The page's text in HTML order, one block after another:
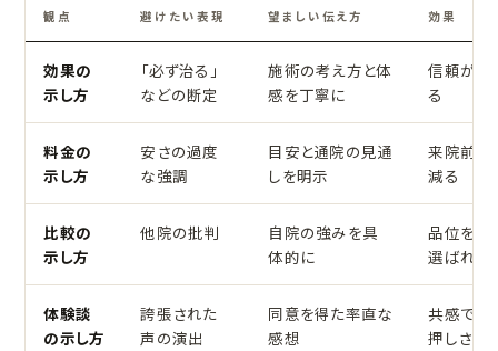
観点 避けたい表現 望ましい伝え方 効果
効果の
示し方
「必ず治る」
などの断定
施術の考え方と体
感を丁寧に
信頼が積
る
料金の
示し方
安さの過度
な強調
目安と通院の見通
しを明示
来院前の
減る
比較の
示し方
他院の批判
自院の強みを具
体的に
品位を保
選ばれる
体験談
の示し方
誇張された
声の演出
同意を得た率直な
感想
共感で来
押しされ